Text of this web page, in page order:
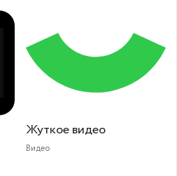
Жуткое видео
Видео